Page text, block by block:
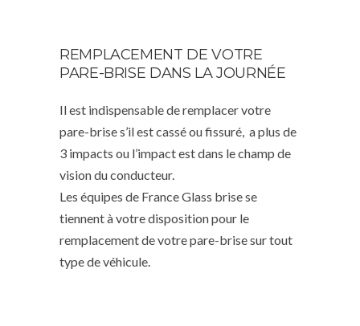
REMPLACEMENT DE VOTRE
PARE-BRISE DANS LA JOURNÉE
Il est indispensable de remplacer votre
pare-brise s’il est cassé ou fissuré, a plus de
3 impacts ou l’impact est dans le champ de
vision du conducteur.
Les équipes de France Glass brise se
tiennent à votre disposition pour le
remplacement de votre pare-brise sur tout
type de véhicule.